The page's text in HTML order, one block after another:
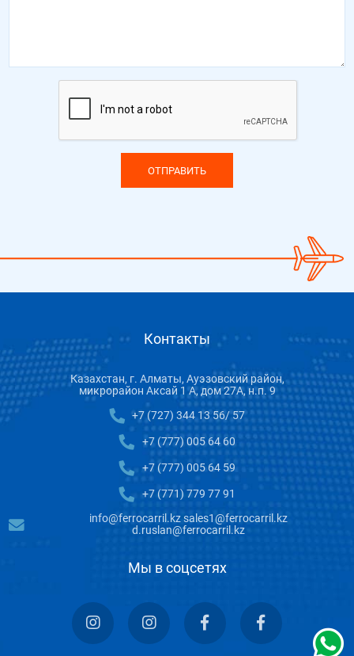
ОТПРАВИТЬ
Мы в соцсетях
Контакты
Казахстан, г. Алматы, Ауэзовский район,
микрорайон Аксай 1 А, дом 27А, н.п. 9
+7 (727) 344 13 56/ 57
+7 (777) 005 64 60
+7 (777) 005 64 59
+7 (771) 779 77 91
info@ferrocarril.kz sales1@ferrocarril.kz
d.ruslan@ferrocarril.kz